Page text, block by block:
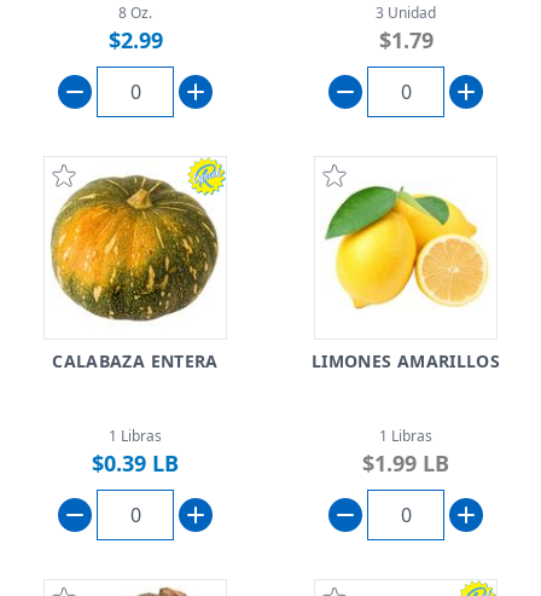
8 Oz.
$2.99
3 Unidad
$1.79
CALABAZA ENTERA
1 Libras
$0.39 LB
LIMONES AMARILLOS
1 Libras
$1.99 LB